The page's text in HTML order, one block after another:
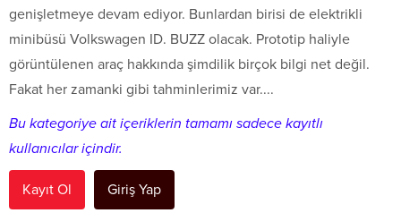
genişletmeye devam ediyor. Bunlardan birisi de elektrikli
minibüsü Volkswagen ID. BUZZ olacak. Prototip haliyle
görüntülenen araç hakkında şimdilik birçok bilgi net değil.
Fakat her zamanki gibi tahminlerimiz var....
Bu kategoriye ait içeriklerin tamamı sadece kayıtlı
kullanıcılar içindir.
Kayıt Ol Giriş Yap